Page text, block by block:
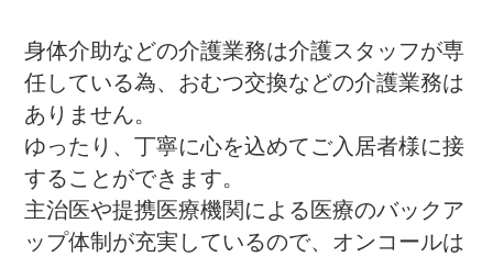
身体介助などの介護業務は介護スタッフが専
任している為、おむつ交換などの介護業務は
ありません。
ゆったり、丁寧に心を込めてご入居者様に接
することができます。
主治医や提携医療機関による医療のバックア
ップ体制が充実しているので、オンコールは